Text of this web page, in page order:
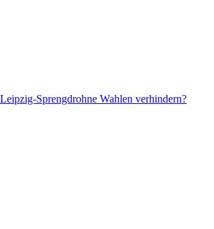
Sprengdrohne Wahlen verhindern?